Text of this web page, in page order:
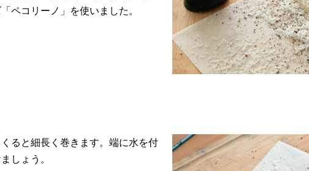
ペコリーノ」を使いました。
ると細長く巻きます。端に水を付
しょう。